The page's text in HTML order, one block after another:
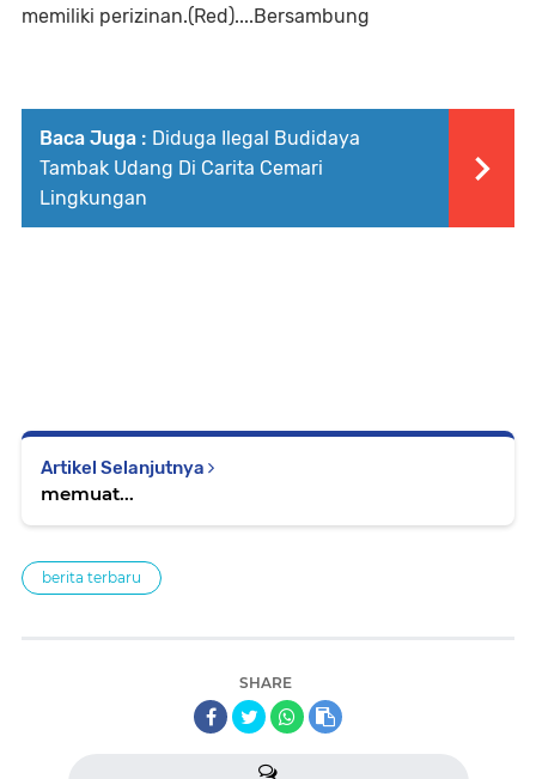
memiliki perizinan.(Red)....Bersambung
Baca Juga : Diduga Ilegal Budidaya
Tambak Udang Di Carita Cemari
Lingkungan
Artikel Selanjutnya
memuat...
berita terbaru
SHARE